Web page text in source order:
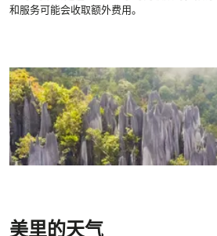
和服务可能会收取额外费用。
美里的天气